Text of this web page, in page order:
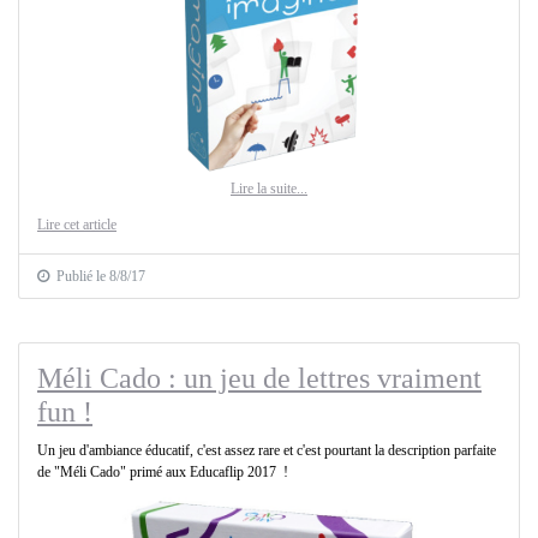
Lire la suite...
Lire cet article
Publié le 8/8/17
Méli Cado : un jeu de lettres vraiment
fun !
Un jeu d'ambiance éducatif, c'est assez rare et c'est pourtant la description parfaite
de "Méli Cado" primé aux Educaflip 2017 !